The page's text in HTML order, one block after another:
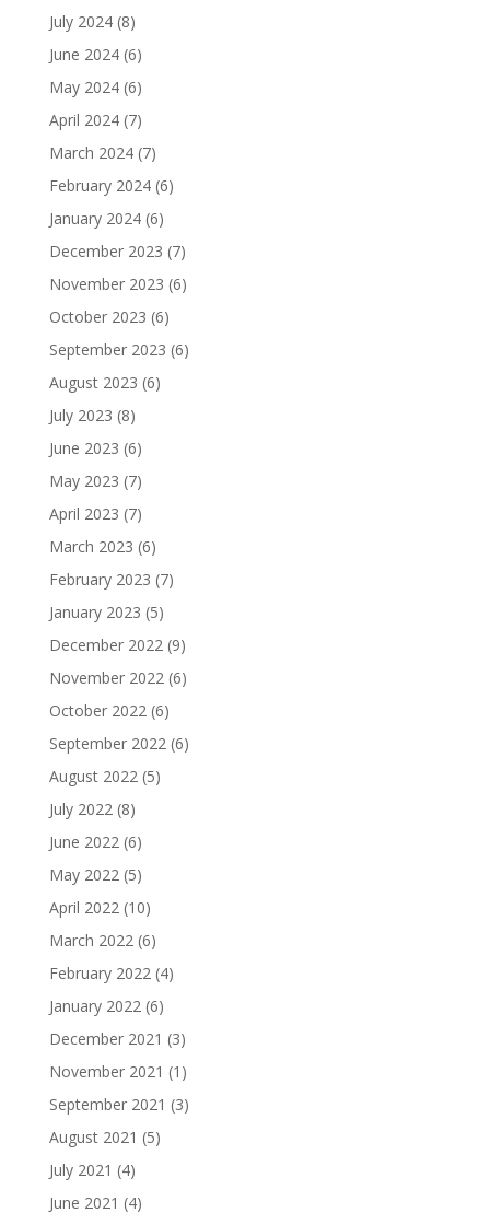
July 2024(8)
June 2024(6)
May 2024(6)
April 2024(7)
March 2024(7)
February 2024(6)
January 2024(6)
December 2023 (7)
November 2023 (6)
October 2023 (6)
September 2023 (6)
August 2023 (6)
July 2023 (8)
June 2023 (6)
May 2023 (7)
April 2023 (7)
March 2023 (6)
February 2023 (7)
January 2023 (5)
December 2022(9)
November 2022(6)
October 2022(6)
September 2022(6)
August 2022(5)
July 2022(8)
June 2022(6)
May 2022(5)
April 2022(10)
March 2022(6)
February 2022(4)
January 2022(6)
December 2021 (3)
November 2021 (1)
September 2021 (3)
August 2021 (5)
July 2021 (4)
June 2021 (4)